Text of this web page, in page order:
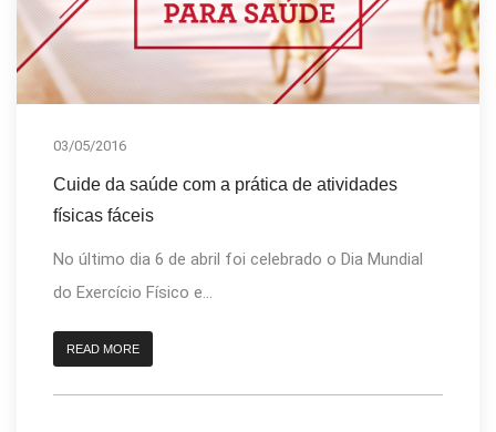
03/05/2016
Cuide da saúde com a prática de atividades
físicas fáceis
No último dia 6 de abril foi celebrado o Dia Mundial
do Exercício Físico e...
READ MORE